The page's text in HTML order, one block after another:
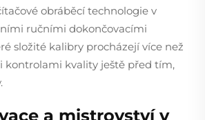
obráběcí technologie v
ručními dokončovacími
složité kalibry procházejí více než
kontrolami kvality ještě před tím,
a mistrovství v